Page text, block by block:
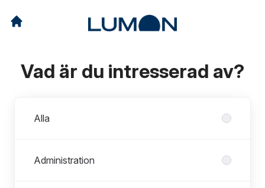
Vad är du intresserad av?
Alla
Administration